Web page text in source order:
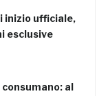
inizio ufficiale,
esclusive
al